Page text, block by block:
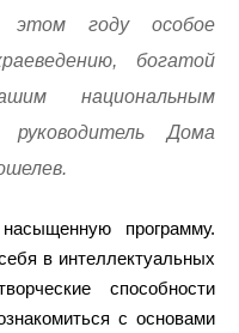
этом году особое
богатой
национальным
Дома
программу.
в интеллектуальных
способности
с основами